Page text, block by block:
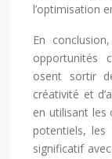
l’optimisation
En
opportunités
osent sortir
créativité et
en utilisant les
potentiels, les
significatif